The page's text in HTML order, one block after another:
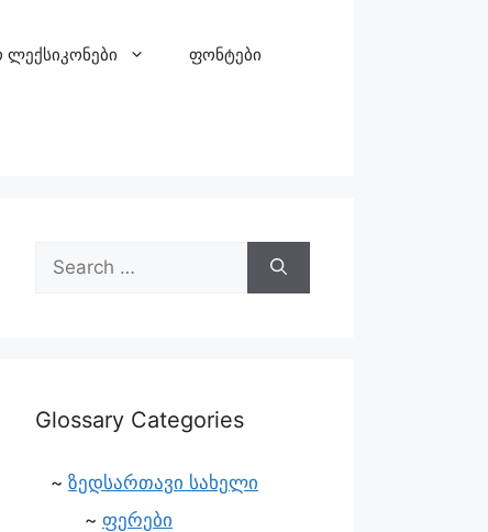
ლექსიკონები ფონტები
Glossary Categories
ზედსართავი სახელი
ფერები